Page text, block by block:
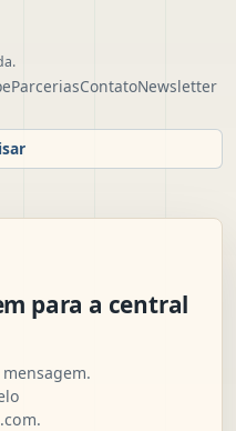
ParceriasContatoNewsletter
para a central
.